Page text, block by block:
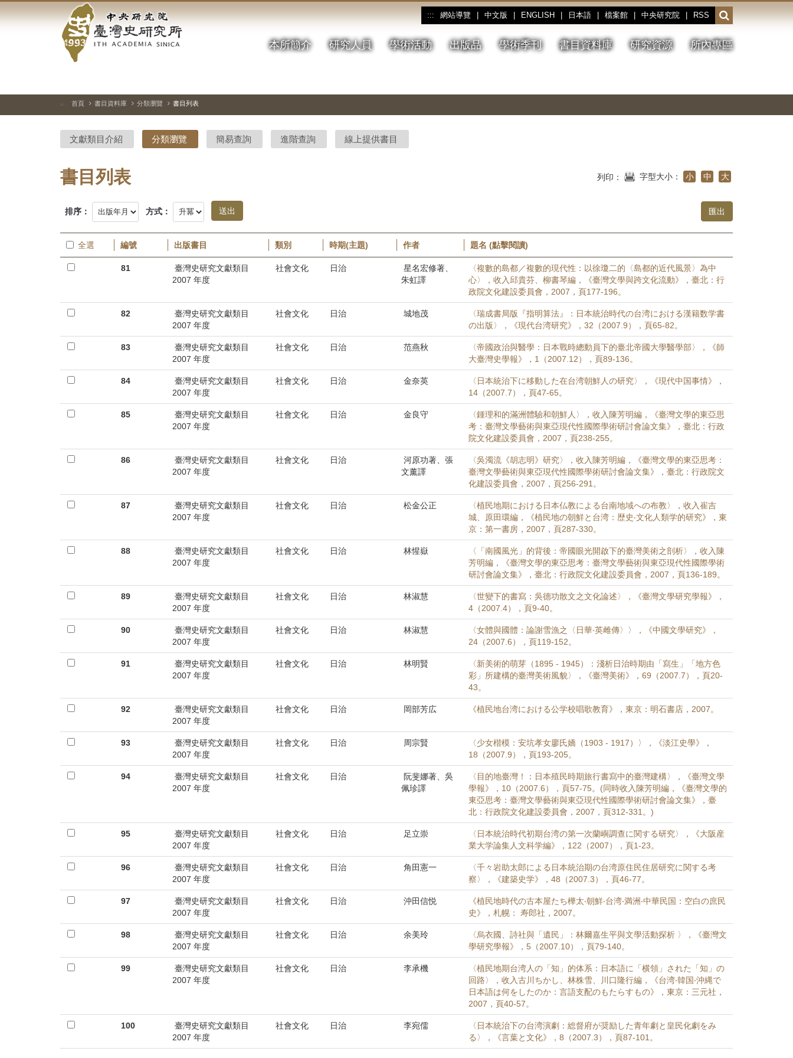
到
中
央
研
院-
臺
灣
史
究
所-
首
::: 網站導覽 中文版 ENGLISH 日本語 檔案館 中央研究院 RSS
開
啟
或
收
本所簡介 研究人員 學術活動 出版品 學術季刊 書目資料庫 研究資源 所內專區
停、
圖
圖
結
::: 首頁 書目資料庫 分類瀏覽 書目列表
文獻類目介紹 分類瀏覽 簡易查詢 進階查詢 線上提供書目
書目列表 列印： 字型大小： 小 中 大
排序： 方式：
全選 編號 出版書目 類別 時期(主題) 作者 題名 (點擊閱讀)
81
臺灣史研究文獻類目
2007 年度
社會文化 日治
星名宏修著、
朱虹譯
〈複數的島都／複數的現代性：以徐瓊二的〈島都的近代風景〉為中
心〉，收入邱貴芬、柳書琴編，《臺灣文學與跨文化流動》，臺北：行
政院文化建設委員會，2007，頁177-196。
82
臺灣史研究文獻類目
2007 年度
社會文化 日治 城地茂
〈瑞成書局版『指明算法』：日本統治時代の台湾における漢籍数学書
の出版〉，《現代台湾研究》，32（2007.9），頁65-82。
83
臺灣史研究文獻類目
2007 年度
社會文化 日治 范燕秋
〈帝國政治與醫學：日本戰時總動員下的臺北帝國大學醫學部〉，《師
大臺灣史學報》，1（2007.12），頁89-136。
84
臺灣史研究文獻類目
2007 年度
社會文化 日治 金奈英
〈日本統治下に移動した在台湾朝鮮人の研究〉，《現代中国事情》，
14（2007.7），頁47-65。
85
臺灣史研究文獻類目
2007 年度
社會文化 日治 金良守
〈鍾理和的滿洲體驗和朝鮮人〉，收入陳芳明編，《臺灣文學的東亞思
考：臺灣文學藝術與東亞現代性國際學術研討會論文集》，臺北：行政
院文化建設委員會，2007，頁238-255。
86
臺灣史研究文獻類目
2007 年度
社會文化 日治
河原功著、張
文薰譯
〈吳濁流《胡志明》研究〉，收入陳芳明編，《臺灣文學的東亞思考：
臺灣文學藝術與東亞現代性國際學術研討會論文集》，臺北：行政院文
化建設委員會，2007，頁256-291。
87
臺灣史研究文獻類目
2007 年度
社會文化 日治 松金公正
〈植民地期における日本仏教による台南地域への布教〉，收入崔吉
城、原田環編，《植民地の朝鮮と台湾：歴史‧文化人類学的研究》，東
京：第一書房，2007，頁287-330。
88
臺灣史研究文獻類目
2007 年度
社會文化 日治 林惺嶽
〈「南國風光」的背後：帝國眼光開啟下的臺灣美術之剖析〉，收入陳
芳明編，《臺灣文學的東亞思考：臺灣文學藝術與東亞現代性國際學術
研討會論文集》，臺北：行政院文化建設委員會，2007，頁136-189。
89
臺灣史研究文獻類目
2007 年度
社會文化 日治 林淑慧
〈世變下的書寫：吳德功散文之文化論述〉，《臺灣文學研究學報》，
4（2007.4），頁9-40。
90
臺灣史研究文獻類目
2007 年度
社會文化 日治 林淑慧
〈女體與國體：論謝雪漁之〈日華‧英雌傳〉〉，《中國文學研究》，
24（2007.6），頁119-152。
91
臺灣史研究文獻類目
2007 年度
社會文化 日治 林明賢
〈新美術的萌芽（1895 - 1945）：淺析日治時期由「寫生」「地方色
彩」所建構的臺灣美術風貌〉，《臺灣美術》，69（2007.7），頁20-
43。
92
臺灣史研究文獻類目
2007 年度
社會文化 日治 岡部芳広 《植民地台湾における公学校唱歌教育》，東京：明石書店，2007。
93
臺灣史研究文獻類目
2007 年度
社會文化 日治 周宗賢
〈少女楷模：安坑孝女廖氏嬌（1903 - 1917）〉，《淡江史學》，
18（2007.9），頁193-205。
94
臺灣史研究文獻類目
2007 年度
社會文化 日治
阮斐娜著、吳
佩珍譯
〈目的地臺灣！：日本殖民時期旅行書寫中的臺灣建構〉，《臺灣文學
學報》，10（2007.6），頁57-75。(同時收入陳芳明編，《臺灣文學的
東亞思考：臺灣文學藝術與東亞現代性國際學術研討會論文集》，臺
北：行政院文化建設委員會，2007，頁312-331。)
95
臺灣史研究文獻類目
2007 年度
社會文化 日治 足立崇
〈日本統治時代初期台湾の第一次蘭嶼調查に関する研究〉，《大阪産
業大学論集人文科学編》，122（2007），頁1-23。
96
臺灣史研究文獻類目
2007 年度
社會文化 日治 角田憲一
〈千々岩助太郎による日本統治期の台湾原住民住居研究に関する考
察〉，《建築史学》，48（2007.3），頁46-77。
97
臺灣史研究文獻類目
2007 年度
社會文化 日治 沖田信悦
《植民地時代の古本屋たち樺太‧朝鮮‧台湾‧満洲‧中華民国：空白の庶民
史》，札幌： 寿郎社，2007。
98
臺灣史研究文獻類目
2007 年度
社會文化 日治 余美玲
〈烏衣國、詩社與「遺民」：林爾嘉生平與文學活動探析 〉，《臺灣文
學研究學報》，5（2007.10），頁79-140。
99
臺灣史研究文獻類目
2007 年度
社會文化 日治 李承機
〈植民地期台湾人の「知」的体系：日本語に「横領」された「知」の
回路〉，收入古川ちかし、林株雪、川口隆行編，《台湾‧韓国‧沖縄で
日本語は何をしたのか：言語支配のもたらすもの》，東京：三元社，
2007，頁40-57。
100
臺灣史研究文獻類目
2007 年度
社會文化 日治 李宛儒
〈日本統治下の台湾演劇：総督府が奨励した青年劇と皇民化劇をみ
る〉，《言葉と文化》，8（2007.3），頁87-101。